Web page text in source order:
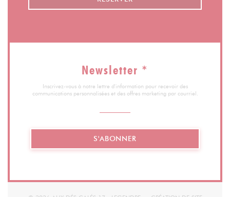
Newsletter *
Inscrivez-vous à notre lettre d'information pour recevoir des
communications personnalisées et des offres marketing par courriel.
S'ABONNER